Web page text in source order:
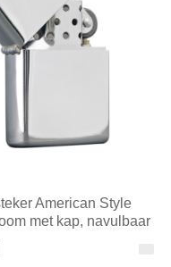
American Style
met kap, navulbaar